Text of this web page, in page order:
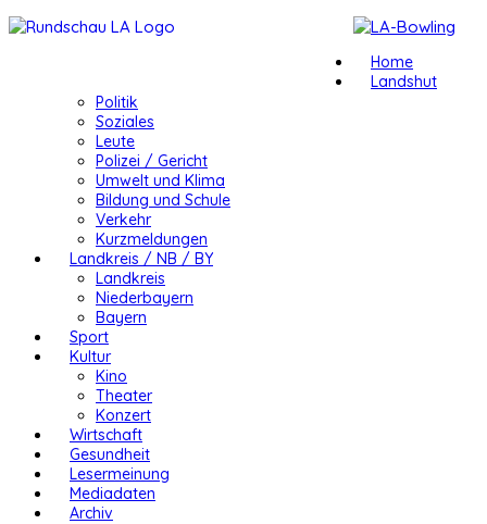
Home
Landshut
Politik
Soziales
Leute
Polizei / Gericht
Umwelt und Klima
Bildung und Schule
Verkehr
Kurzmeldungen
Landkreis / NB / BY
Landkreis
Niederbayern
Bayern
Sport
Kultur
Kino
Theater
Konzert
Wirtschaft
Gesundheit
Lesermeinung
Mediadaten
Archiv